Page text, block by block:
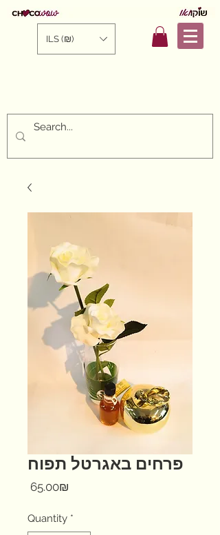
ILS (₪)
פרחים באגרטל תפוח
‏65.00 ‏₪
Quantity *